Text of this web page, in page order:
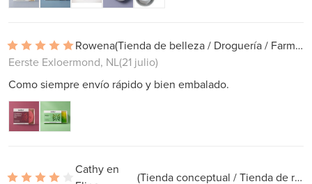
Rowena
(Tienda de belleza / Droguería / Farmacia)
Eerste Exloermond, NL(21 julio)
Como siempre envío rápido y bien embalado.
Cathy en
(Tienda conceptual / Tienda de regalos)